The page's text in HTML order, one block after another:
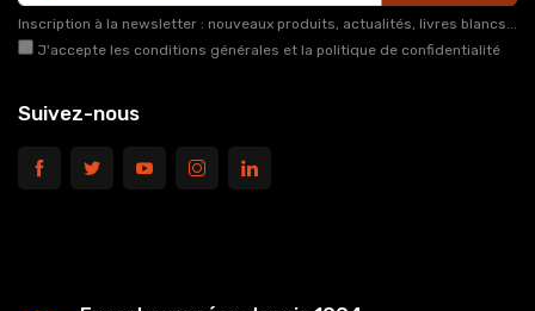
Inscription à la newsletter : nouveaux produits, actualités, livres blancs...
J'accepte les conditions générales et la politique de confidentialité
Suivez-nous